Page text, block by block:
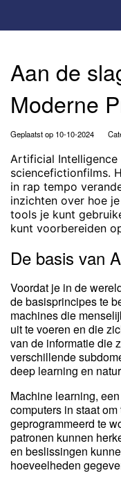
Aan de
Moderne
Geplaatst op 10-10-2024
Artificial Intelligence
sciencefictionfilms.
in rap tempo
inzichten over hoe
tools je kunt
kunt voorbereiden
De basis van
Voordat je in de
de basisprincipes te
machines die
uit te voeren en die
van de informatie die
verschillende
deep learning en
Machine learning,
computers in staat
geprogrammeerd te
patronen kunnen
en beslissingen
hoeveelheden